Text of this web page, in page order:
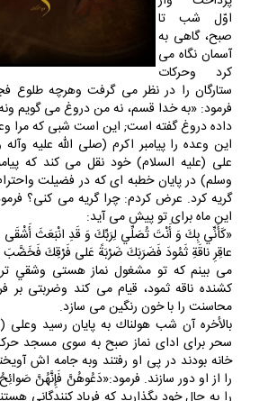
اوّل شب تا
صبح، گاهى به
آسمان نگاه مى
كرد وحركات
ستارگان را در نظر مى گرفت وهرچه طلوع
فرمود: «به خدا قسم، نه من دروغ مى گويم
داده دروغ گفته است; اين است شبى كه مرا
اين وعده را پيامبر اكرم (صلى الله عليه
على (عليه السلام) خود نقل مى كند كه
وسلم) در پايان خطبه اى كه در فضيلت
گريه كرد. عرض كردم: چرا گريه مى كنى؟
اين ماه براى تو پيش مى آيد:
«كَأَنِّي بِكَ وَ أَنْتَ تُصَلِّي لِرَبِّكَ وَ قَدِ انْبَعَثَ أَشْقَى
عاقِرِ ناقَةِ ثَمُودَ فَضَرَبَكَ ضَرْبَةً عَلى فَرْقِكَ فَخَضَّبَ
مى بينم كه تو مشغول نماز هستى وشقي
كشنده ناقه ثمود، قيام مى كند وضربتى بر
محاسنت را با خون رنگين مى سازد.
بالأخره آن شب هولناك به پايان رسيد وعلى
سحر براى اداى نماز صبح به سوى مسجد
خانه بودند در پى او رفتند وبه جامه اش
را از او دور سازند. فرمود:«دَعُوهُنَّ فَإِنَّهُنَّ صَوائِحُ